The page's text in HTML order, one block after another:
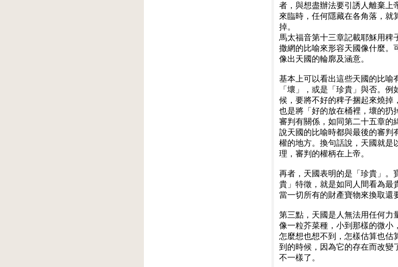
者，與想盡辦法要引誘人離棄上
來臨時，任何隱藏在各角落，就
掉。
馬太福音第十三章記載耶穌用稗
撒網的比喻來形容天國像什麼。
像出天國的輪廓及涵意。
基本上可以看出這些天國的比喻
「壞」，或是「珍貴」與否。
候，要將不好的稗子捆起來燒掉
也是將「好的放在桶裡，壞的扔
審判有關係，如同第二十五章的
說天國的比喻時都與最後的審判
權的地方。換句話說，天國就是
理，審判的權柄在上帝。
再者，天國表明的是「珍貴」。
貴」特徵，就是如同人間看為最
當一切所有的財產寶物來換取還
第三點，天國是人無法用任何力
像一粒芥菜種，小到那樣的微小
怎麼想也想不到，怎樣估算也估
到的時候，因為它的存在而改變
不一樣了。